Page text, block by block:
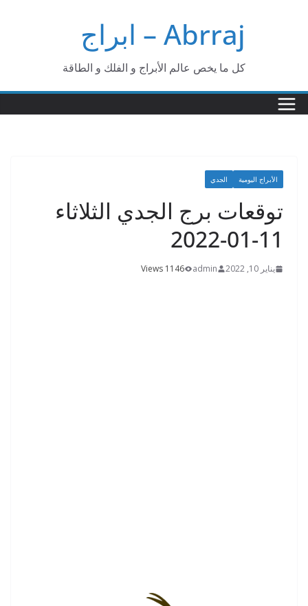
Abrraj – ابراج
كل ما يخص عالم الأبراج و الفلك و الطاقة
الأبراج اليومية الجدي
توقعات برج الجدي الثلاثاء
11-01-2022
يناير 10, 2022 admin
1146 Views